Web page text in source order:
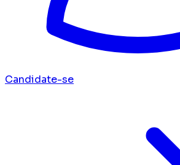
Candidate-se